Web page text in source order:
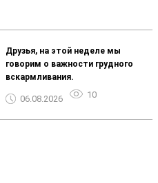
Друзья, на этой неделе мы
говорим о важности грудного
вскармливания.
06.08.2026 10